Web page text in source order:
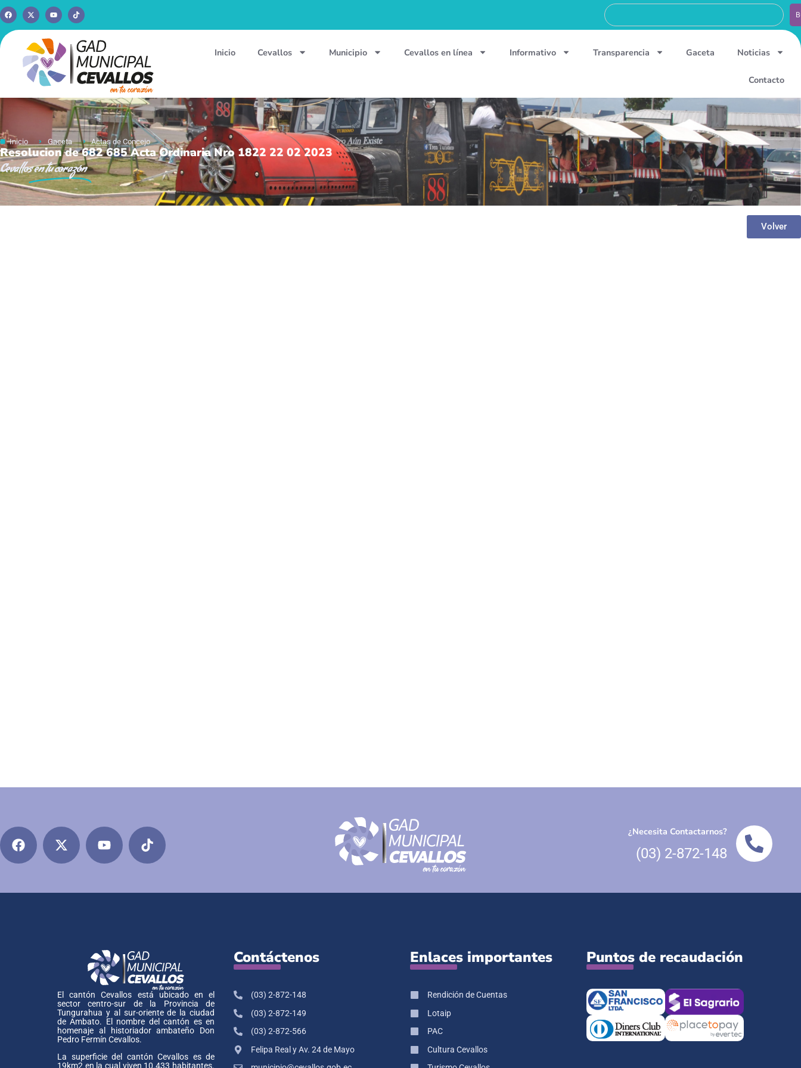
Inicio Cevallos Municipio Cevallos en línea Informativo Transparencia Gaceta Noticias
Contacto
Inicio Gaceta Actas de Concejo
Resolucion de 682 685 Acta Ordinaria Nro 1822 22 02 2023
Cevallosen tu corazón
Volver
¿Necesita Contactarnos?
(03) 2-872-148
El cantón Cevallos está ubicado en el
sector centro-sur de la Provincia de
Tungurahua y al sur-oriente de la ciudad
de Ambato. El nombre del cantón es en
homenaje al historiador ambateño Don
Pedro Fermín Cevallos.
La superficie del cantón Cevallos es de
Contáctenos
(03) 2-872-148
(03) 2-872-149
(03) 2-872-566
Felipa Real y Av. 24 de Mayo
Enlaces importantes
Rendición de Cuentas
Lotaip
PAC
Cultura Cevallos
Puntos de recaudación